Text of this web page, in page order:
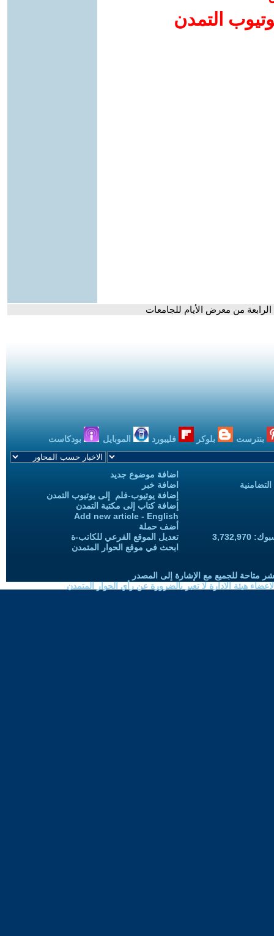
التمدن
بنترست بلوكر فليبورد الموبايل بودكاست
اضافة موضوع جديد
اضافة خبر
إضافة يوتيوب-فلم إلى يوتيوب التمدن
إضافة كتاب إلى مكتبة التمدن
Add new article - English
أضف حملة
تعديل الموقع الفرعي للكاتب-ة
ابحث في موقع الحوار المتمدن
متاحة للجميع مع الإشارة إلى المصدر
هيئة الادارة لا تعبر بالضرورة عن رأي الحوار المتمدن